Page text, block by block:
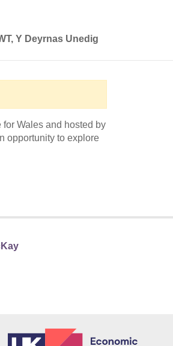
Y Deyrnas Unedig
Wales and hosted by
opportunity to explore